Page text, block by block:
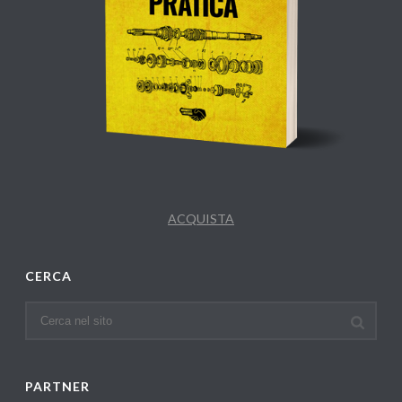
ACQUISTA
CERCA
PARTNER